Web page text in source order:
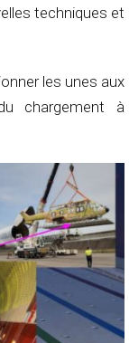
techniques et
les unes aux
chargement à